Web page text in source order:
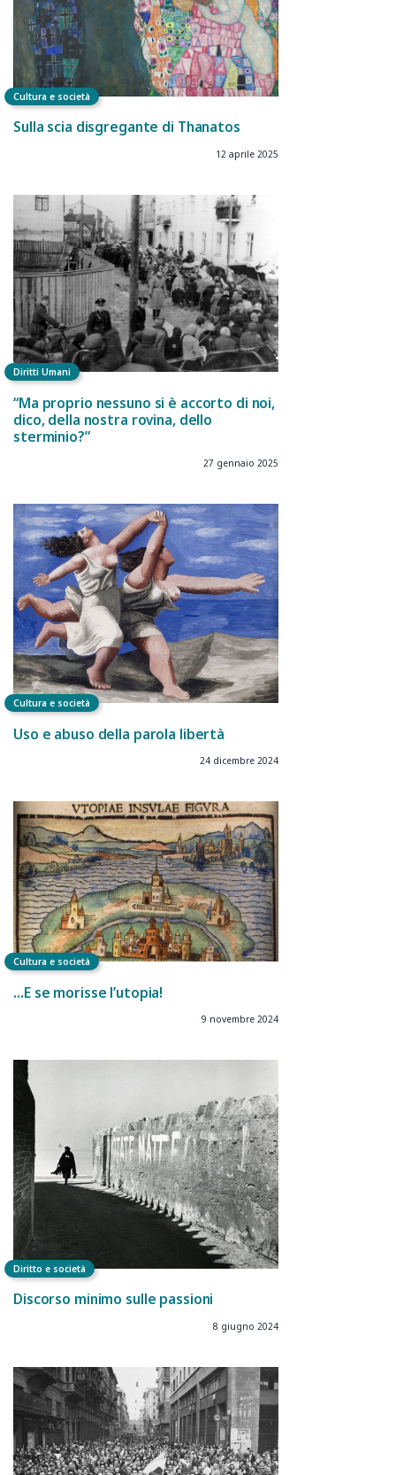
Cultura e società
Sulla scia disgregante di Thanatos
12 aprile 2025
Diritti Umani
“Ma proprio nessuno si è accorto di noi,
dico, della nostra rovina, dello
sterminio?”
27 gennaio 2025
Cultura e società
Uso e abuso della parola libertà
24 dicembre 2024
Cultura e società
…E se morisse l’utopia!
9 novembre 2024
Diritto e società
Discorso minimo sulle passioni
8 giugno 2024